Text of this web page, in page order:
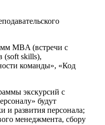
MBA (встречи с
(soft skills),
команды», «Код
экскурсий с
будут
и развития персонала;
менеджмента, сбору